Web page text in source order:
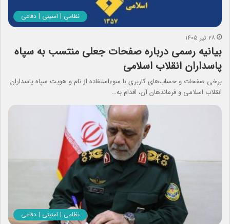
نظامی | امنیتی | دفاعی
۲۸ تیر ۱۴۰۵
بیانیه رسمی درباره صفحات جعلی منتسب به سپاه
پاسداران انقلاب اسلامی
برخی صفحات و حساب‌های کاربری با سوءاستفاده از نام و هویت سپاه پاسداران
انقلاب اسلامی و فرماندهان آن، اقدام به…
نظامی | امنیتی | دفاعی